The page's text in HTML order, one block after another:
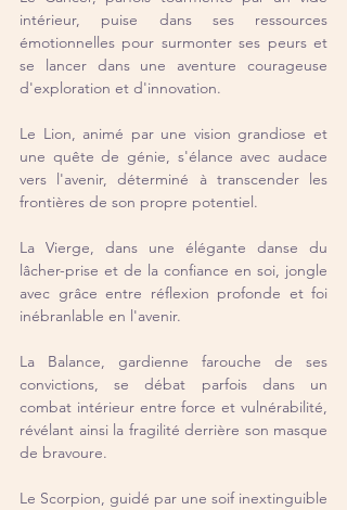
intérieur, puise dans ses ressources
émotionnelles pour surmonter ses peurs et
se lancer dans une aventure courageuse
d'exploration et d'innovation.
Le Lion, animé par une vision grandiose et
une quête de génie, s'élance avec audace
vers l'avenir, déterminé à transcender les
frontières de son propre potentiel.
La Vierge, dans une élégante danse du
lâcher-prise et de la confiance en soi, jongle
avec grâce entre réflexion profonde et foi
inébranlable en l'avenir.
La Balance, gardienne farouche de ses
convictions, se débat parfois dans un
combat intérieur entre force et vulnérabilité,
révélant ainsi la fragilité derrière son masque
de bravoure.
Le Scorpion, guidé par une soif inextinguible